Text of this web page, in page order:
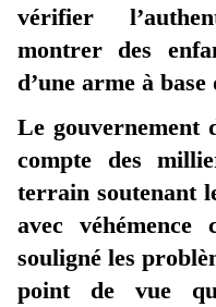
vérifier
montrer des
d’une arme à
Le gouvernement
compte des
terrain soutenant
avec véhémence
souligné les
point de vue